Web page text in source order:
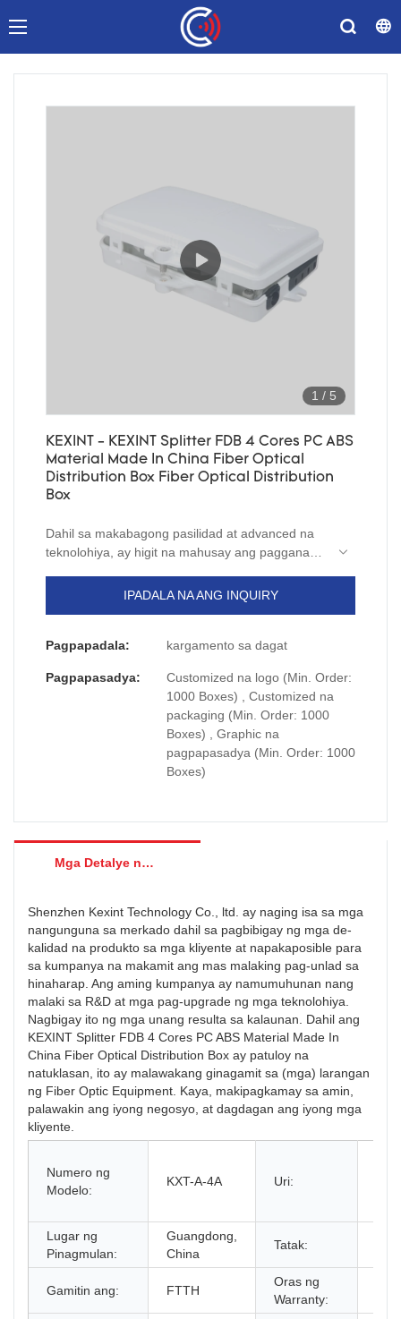
1 / 5
KEXINT - KEXINT Splitter FDB 4 Cores PC ABS
Material Made In China Fiber Optical
Distribution Box Fiber Optical Distribution
Box
Dahil sa makabagong pasilidad at advanced na
teknolohiya, ay higit na mahusay ang pagganap.
pambihirang kalidad ng produktong ito.
IPADALA NA ANG INQUIRY
Pagpapadala: kargamento sa dagat
Pagpapasadya:
Customized na logo (Min. Order:
1000 Boxes) , Customized na
packaging (Min. Order: 1000
Boxes) , Graphic na
pagpapasadya (Min. Order: 1000
Boxes)
Mga Detalye ng Produkto
Shenzhen Kexint Technology Co., ltd. ay naging isa sa mga
nangunguna sa merkado dahil sa pagbibigay ng mga de-
kalidad na produkto sa mga kliyente at napakaposible para
sa kumpanya na makamit ang mas malaking pag-unlad sa
hinaharap. Ang aming kumpanya ay namumuhunan nang
malaki sa R&D at mga pag-upgrade ng mga teknolohiya.
Nagbigay ito ng mga unang resulta sa kalaunan. Dahil ang
KEXINT Splitter FDB 4 Cores PC ABS Material Made In
China Fiber Optical Distribution Box ay patuloy na
natuklasan, ito ay malawakang ginagamit sa (mga) larangan
ng Fiber Optic Equipment. Kaya, makipagkamay sa amin,
palawakin ang iyong negosyo, at dagdagan ang iyong mga
kliyente.
Numero ng
Modelo:
KXT-A-4A Uri:
Lugar ng
Pinagmulan:
Guangdong,
China
Tatak:
Gamitin ang: FTTH
Oras ng
Warranty: